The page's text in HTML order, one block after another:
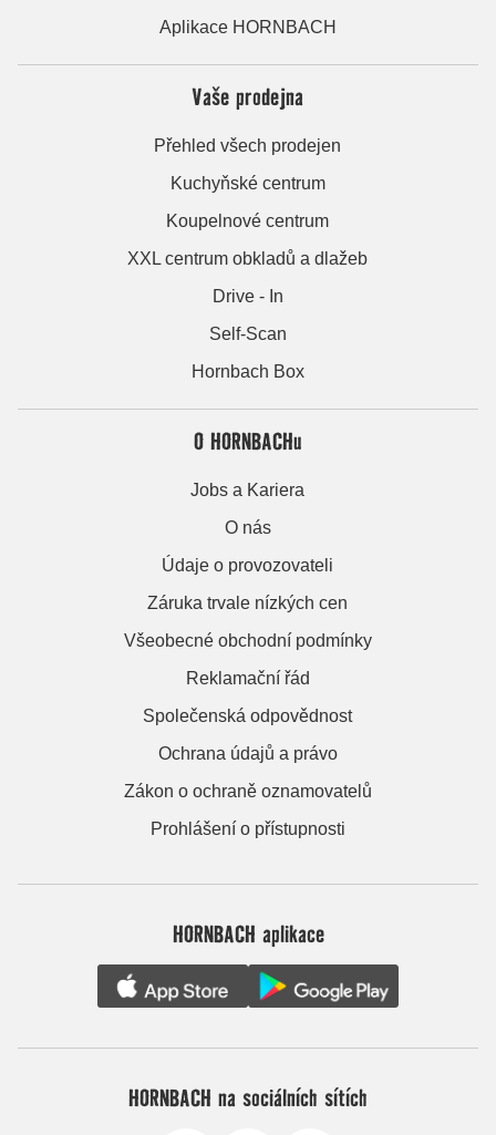
Aplikace HORNBACH
Vaše prodejna
Přehled všech prodejen
Kuchyňské centrum
Koupelnové centrum
XXL centrum obkladů a dlažeb
Drive - In
Self-Scan
Hornbach Box
O HORNBACHu
Jobs a Kariera
O nás
Údaje o provozovateli
Záruka trvale nízkých cen
Všeobecné obchodní podmínky
Reklamační řád
Společenská odpovědnost
Ochrana údajů a právo
Zákon o ochraně oznamovatelů
Prohlášení o přístupnosti
HORNBACH aplikace
HORNBACH na sociálních sítích